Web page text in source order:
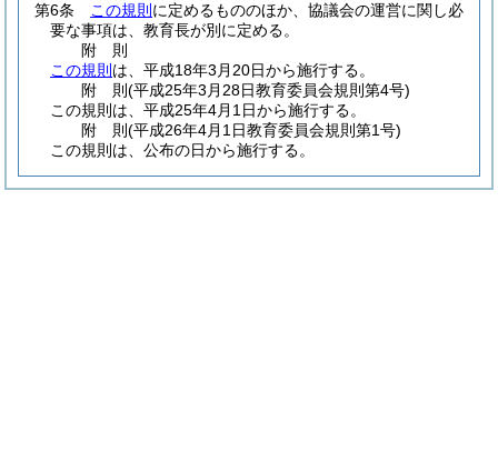
第6条
この規則 に定めるもののほか、協議会の運営に関し必
要な事項は、教育長が別に定める。
附 則
この規則 は、平成18年3月20日から施行する。
附 則(平成25年3月28日教育委員会規則第4号)
この規則は、平成25年4月1日から施行する。
附 則(平成26年4月1日教育委員会規則第1号)
この規則は、公布の日から施行する。